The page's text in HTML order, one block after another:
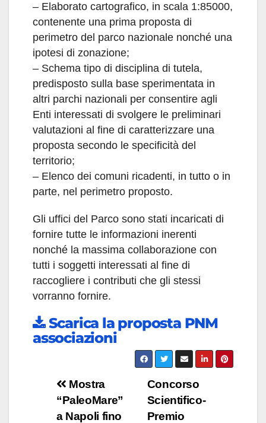
– Elaborato cartografico, in scala 1:85000,
contenente una prima proposta di
perimetro del parco nazionale nonché una
ipotesi di zonazione;
– Schema tipo di disciplina di tutela,
predisposto sulla base sperimentata in
altri parchi nazionali per consentire agli
Enti interessati di svolgere le preliminari
valutazioni al fine di caratterizzare una
proposta secondo le specificità del
territorio;
– Elenco dei comuni ricadenti, in tutto o in
parte, nel perimetro proposto.
Gli uffici del Parco sono stati incaricati di
fornire tutte le informazioni inerenti
nonché la massima collaborazione con
tutti i soggetti interessati al fine di
raccogliere i contributi che gli stessi
vorranno fornire.
Scarica la proposta PNM
associazioni
Navigazione
articoli
Concorso
Scientifico-
Premio
Mostra
“PaleoMare”
a Napoli fino